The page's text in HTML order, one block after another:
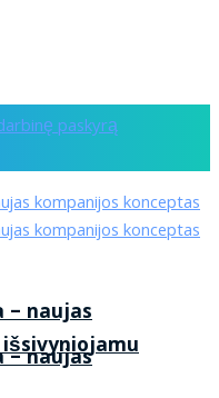
paskyrą
– naujas
– naujas